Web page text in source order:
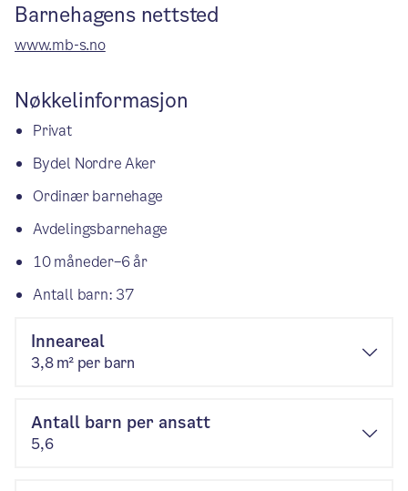
Barnehagens nettsted
www.mb-s.no
Nøkkelinformasjon
Privat
Bydel Nordre Aker
Ordinær barnehage
Avdelingsbarnehage
10 måneder–6 år
Antall barn: 37
Inneareal
3,8 m² per barn
Antall barn per ansatt
5,6